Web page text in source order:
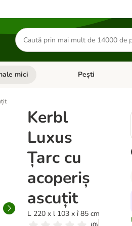
Căutare
produse
Pisicimeniul cu categorii: Păsări
mici Deschideți meniul
Pești
Kerbl
Luxus
Țarc cu
acoperiș
ascuțit
L 220 x l 103 x î 85 cm